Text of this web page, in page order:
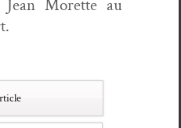
Jean Morette au